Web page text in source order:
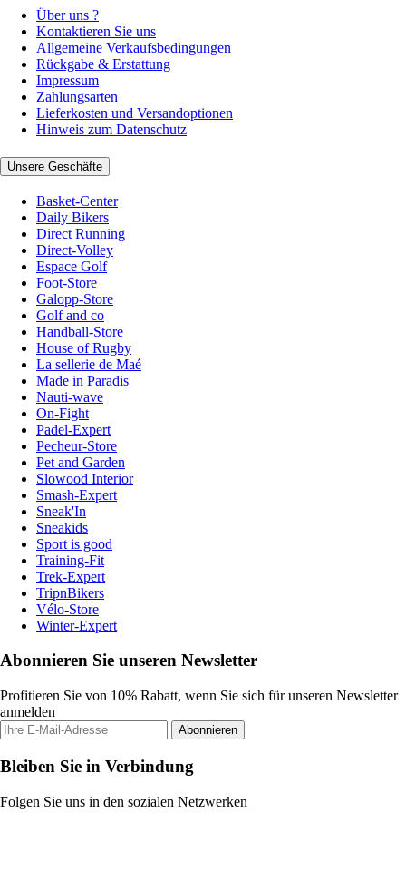
Über uns ?
Kontaktieren Sie uns
Allgemeine Verkaufsbedingungen
Rückgabe & Erstattung
Impressum
Zahlungsarten
Lieferkosten und Versandoptionen
Hinweis zum Datenschutz
Unsere Geschäfte
Basket-Center
Daily Bikers
Direct Running
Direct-Volley
Espace Golf
Foot-Store
Galopp-Store
Golf and co
Handball-Store
House of Rugby
La sellerie de Maé
Made in Paradis
Nauti-wave
On-Fight
Padel-Expert
Pecheur-Store
Pet and Garden
Slowood Interior
Smash-Expert
Sneak'In
Sneakids
Sport is good
Training-Fit
Trek-Expert
TripnBikers
Vélo-Store
Winter-Expert
Abonnieren Sie unseren Newsletter
Profitieren Sie von 10% Rabatt, wenn Sie sich für unseren Newsletter
anmelden
Abonnieren
Bleiben Sie in Verbindung
Folgen Sie uns in den sozialen Netzwerken